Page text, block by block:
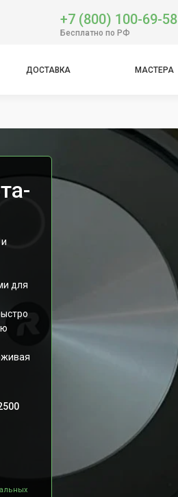
+7 (800) 100-69-58
Бесплатно по РФ
ДОСТАВКА МАСТЕРА
для